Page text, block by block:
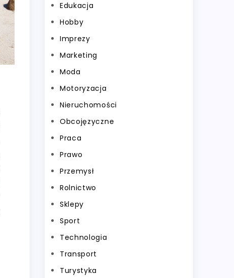
Edukacja
Hobby
Imprezy
Marketing
Moda
Motoryzacja
Nieruchomości
Obcojęzyczne
Praca
Prawo
Przemysł
Rolnictwo
Sklepy
Sport
Technologia
Transport
Turystyka